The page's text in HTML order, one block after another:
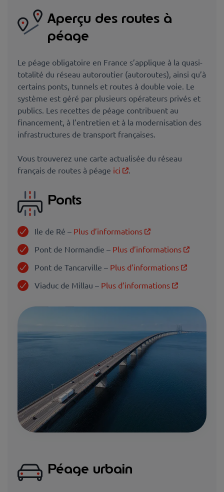
Aperçu des routes à
péage
Le péage obligatoire en France s’applique à la quasi-
totalité du réseau autoroutier (autoroutes), ainsi qu’à
certains ponts, tunnels et routes à double voie. Le
système est géré par plusieurs opérateurs privés et
publics. Les recettes de péage contribuent au
financement, à l’entretien et à la modernisation des
infrastructures de transport françaises.
Vous trouverez une carte actualisée du réseau
français de routes à péage ici
Ponts
Ile de Ré – Plus d’informations
Pont de Normandie – Plus d’informations
Pont de Tancarville – Plus d’informations
Viaduc de Millau – Plus d’informations
Péage urbain